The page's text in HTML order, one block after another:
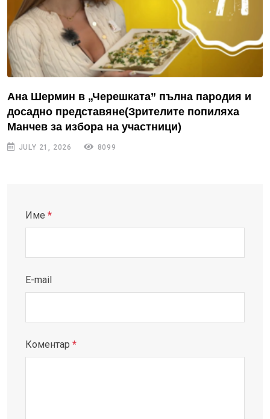
Ана Шермин в „Черешката” пълна пародия и
досадно представяне(Зрителите попиляха
Манчев за избора на участници)
JULY 21, 2026 8099
Име *
E-mail
Коментар *